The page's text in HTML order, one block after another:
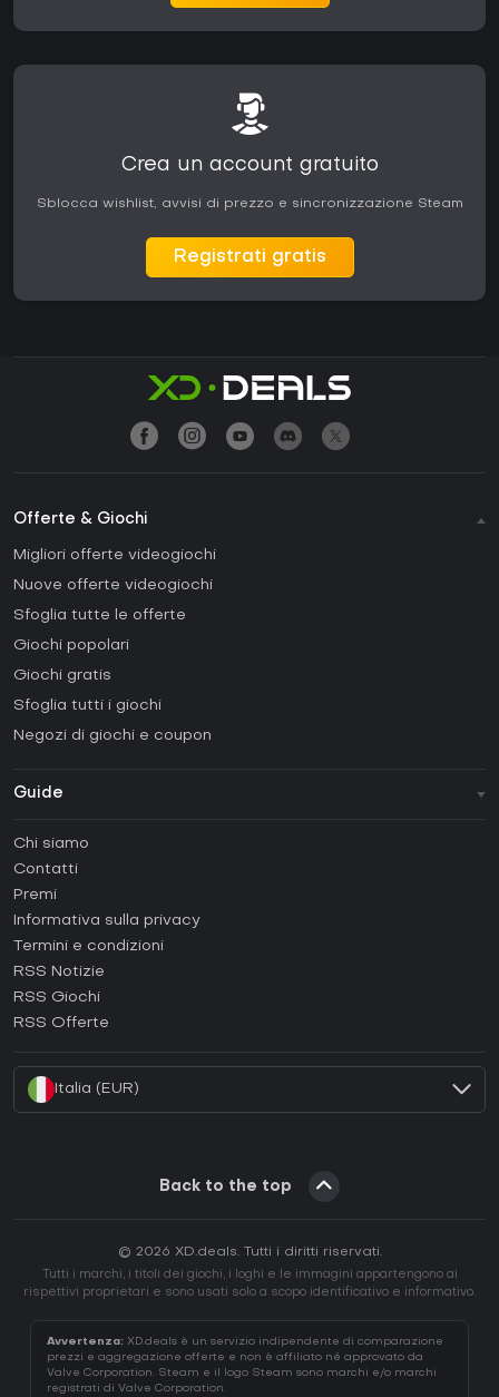
Crea un account gratuito
Sblocca wishlist, avvisi di prezzo e sincronizzazione Steam
Registrati gratis
Offerte & Giochi
Migliori offerte videogiochi
Nuove offerte videogiochi
Sfoglia tutte le offerte
Giochi popolari
Giochi gratis
Sfoglia tutti i giochi
Negozi di giochi e coupon
Guide
Come attivare una Steam CD Key?
Come attivare una Epic Games CD Key?
Come attivare una GOG CD Key?
Come attivare una Ubisoft Connect CD Key?
Chi siamo
Contatti
Premi
Informativa sulla privacy
Termini e condizioni
RSS Notizie
RSS Giochi
RSS Offerte
Italia (EUR)
Back to the top
© 2026 XD.deals. Tutti i diritti riservati.
Tutti i marchi, i titoli dei giochi, i loghi e le immagini appartengono ai
rispettivi proprietari e sono usati solo a scopo identificativo e informativo.
Avvertenza: XD.deals è un servizio indipendente di comparazione
prezzi e aggregazione offerte e non è affiliato né approvato da
Valve Corporation. Steam e il logo Steam sono marchi e/o marchi
registrati di Valve Corporation.